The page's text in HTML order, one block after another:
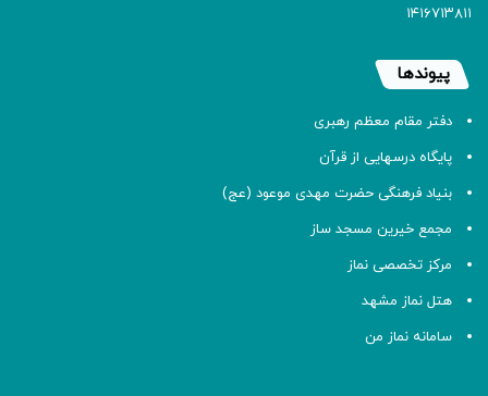
۱۴۱۶۷۱۳۸۱۱
پیوندها
دفتر مقام معظم رهبری
پایگاه درسهایی از قرآن
بنیاد فرهنگی حضرت مهدی موعود (عج)
مجمع خیرین مسجد ساز
مرکز تخصصی نماز
هتل نماز مشهد
سامانه نماز من